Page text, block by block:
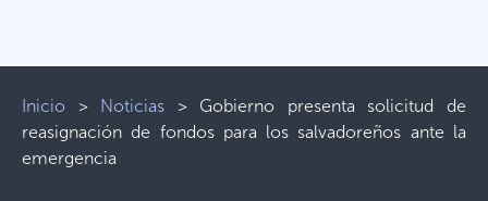
Inicio > Noticias > Gobierno presenta solicitud de
reasignación de fondos para los salvadoreños ante la
emergencia